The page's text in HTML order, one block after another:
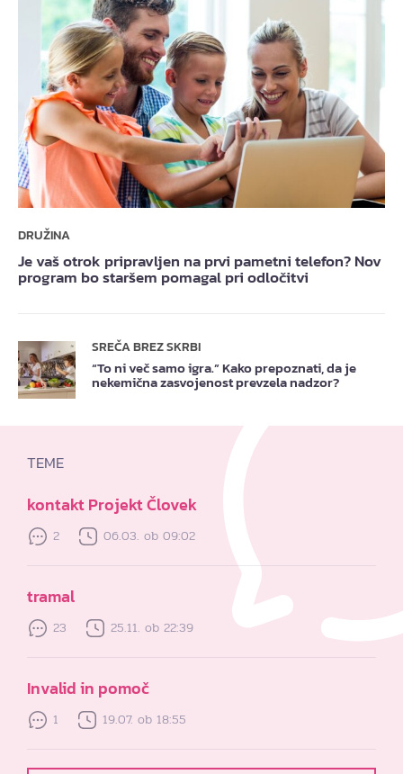
DRUŽINA
Je vaš otrok pripravljen na prvi pametni telefon? Nov
program bo staršem pomagal pri odločitvi
SREČA BREZ SKRBI
“To ni več samo igra.” Kako prepoznati, da je
nekemična zasvojenost prevzela nadzor?
TEME
kontakt Projekt Človek
2 06.03. ob 09:02
tramal
23 25.11. ob 22:39
Invalid in pomoč
1 19.07. ob 18:55